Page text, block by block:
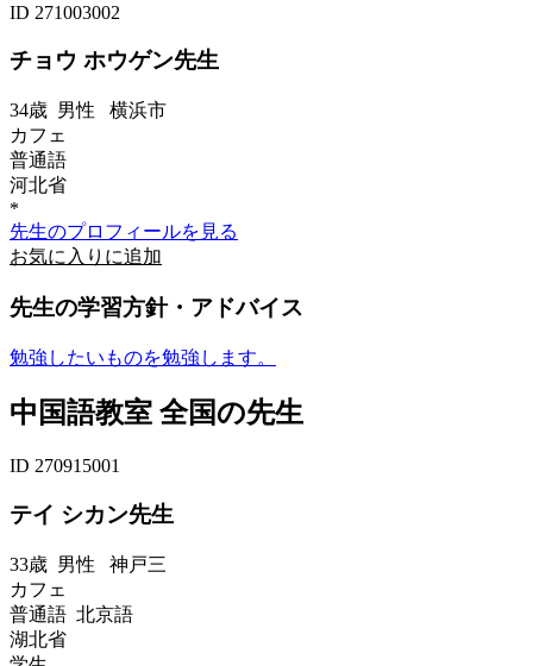
ID 271003002
チョウ ホウゲン先生
34歳 男性 横浜市
カフェ
普通語
河北省
*
先生のプロフィールを見る
お気に入りに追加
先生の学習方針・アドバイス
勉強したいものを勉強します。
中国語教室 全国の先生
ID 270915001
テイ シカン先生
33歳 男性 神戸三
カフェ
普通語 北京語
湖北省